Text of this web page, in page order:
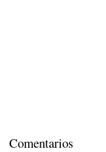
Comentarios